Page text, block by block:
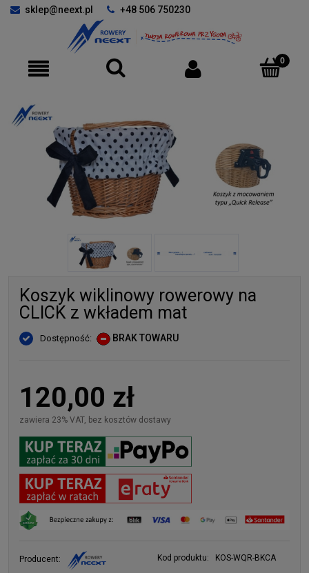
sklep@neext.pl +48 506 750230
Koszyk wiklinowy rowerowy na
CLICK z wkładem mat
Dostępność: BRAK TOWARU
120,00 zł
zawiera 23% VAT, bez kosztów dostawy
Producent: Kod produktu: KOS-WQR-BKCA